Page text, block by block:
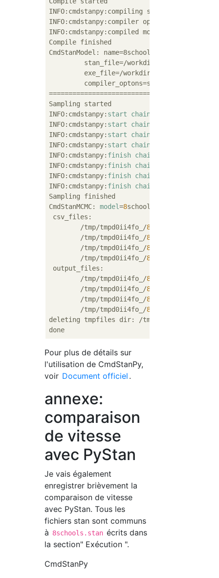
INFO:cmdstanpy:compiling stan program,
INFO:cmdstanpy:compiler options:
INFO:cmdstanpy:compiled model file: /
Compile finished
CmdStanModel: name=8schools
========================================
Sampling started
INFO:cmdstanpy: start chain
INFO:cmdstanpy: start chain
INFO:cmdstanpy: start chain
INFO:cmdstanpy: start chain
INFO:cmdstanpy: finish chain
INFO:cmdstanpy: finish chain
INFO:cmdstanpy: finish chain
INFO:cmdstanpy: finish chain
Sampling finished
CmdStanMCMC: model=8schools chains=
csv_files:
	/tmp/tmpd0ii4fo_/
8
	/tmp/tmpd0ii4fo_/
8
	/tmp/tmpd0ii4fo_/
8
	/tmp/tmpd0ii4fo_/
8
output_files:
	/tmp/tmpd0ii4fo_/
8
	/tmp/tmpd0ii4fo_/
8
	/tmp/tmpd0ii4fo_/
8
	/tmp/tmpd0ii4fo_/
8
deleting tmpfiles dir: /tmp/tmpd0ii4fo_
Pour plus de détails sur
l'utilisation de CmdStanPy,
voir Document officiel .
annexe:
comparaison
de vitesse
avec PyStan
Je vais également
enregistrer brièvement la
comparaison de vitesse
avec PyStan. Tous les
fichiers stan sont communs
à 8schools.stan écrits dans
la section" Exécution ".
CmdStanPy